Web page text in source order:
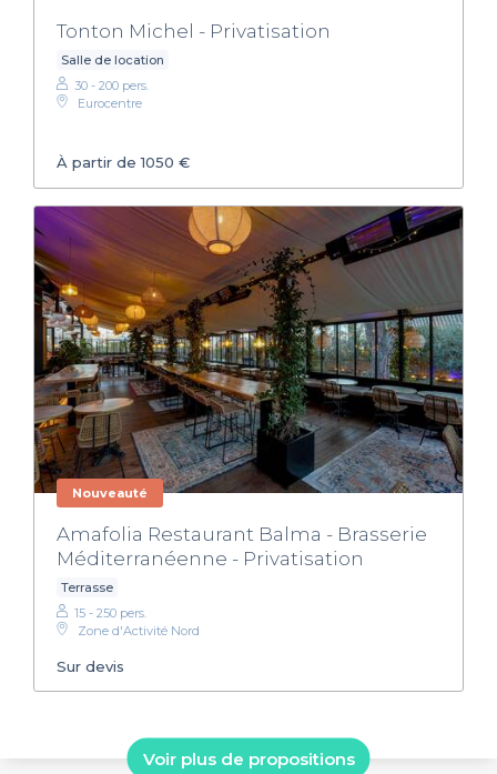
Tonton Michel - Privatisation
Salle de location
30 - 200 pers.
Eurocentre
À partir de 1050 €
Nouveauté
Amafolia Restaurant Balma - Brasserie
Méditerranéenne - Privatisation
Terrasse
15 - 250 pers.
Zone d'Activité Nord
Sur devis
Voir plus de propositions